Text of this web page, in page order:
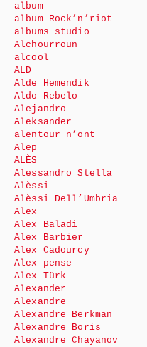
album
album Rock’n’riot
albums studio
Alchourroun
alcool
ALD
Alde Hemendik
Aldo Rebelo
Alejandro
Aleksander
alentour n’ont
Alep
ALÈS
Alessandro Stella
Alèssi
Alèssi Dell’Umbria
Alex
Alex Baladi
Alex Barbier
Alex Cadourcy
Alex pense
Alex Türk
Alexander
Alexandre
Alexandre Berkman
Alexandre Boris
Alexandre Chayanov